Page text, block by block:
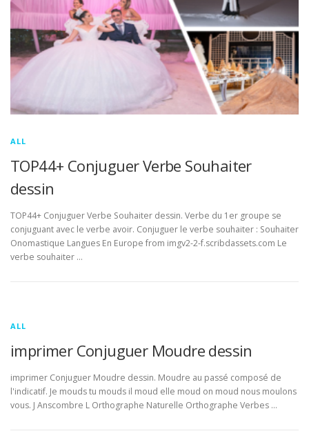
ALL
TOP44+ Conjuguer Verbe Souhaiter
dessin
TOP44+ Conjuguer Verbe Souhaiter dessin. Verbe du 1er groupe se
conjuguant avec le verbe avoir. Conjuguer le verbe souhaiter : Souhaiter
Onomastique Langues En Europe from imgv2-2-f.scribdassets.com Le
verbe souhaiter …
ALL
imprimer Conjuguer Moudre dessin
imprimer Conjuguer Moudre dessin. Moudre au passé composé de
l'indicatif. Je mouds tu mouds il moud elle moud on moud nous moulons
vous. J Anscombre L Orthographe Naturelle Orthographe Verbes …